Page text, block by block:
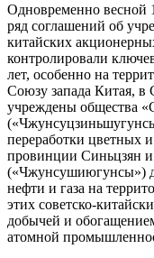
Одновременно весной
ряд соглашений об
китайских
контролировали
лет, особенно на
Союзу запада Китая, в
учреждены общества
переработки цветных
провинции Синьцзян
(«Чжунсушиюгунсы»)
нефти и газа на
этих советско-
добычей и
атомной